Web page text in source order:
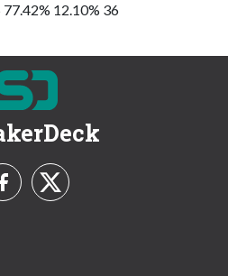
12.10% 36